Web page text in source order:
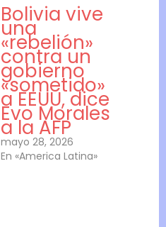
Bolivia vive
una
«rebelión»
contra un
gobierno
«sometido»
a EEUU, dice
Evo Morales
a la AFP
mayo 28, 2026
En «America Latina»